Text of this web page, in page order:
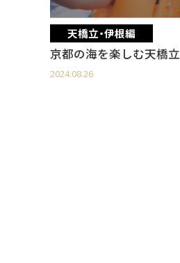
天橋立・伊根編
京都の海を楽しむ天橋
2024.08.26